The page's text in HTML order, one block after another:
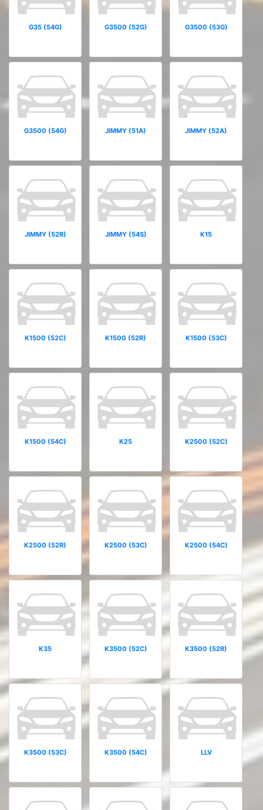
G35 (54G) G3500 (52G) G3500 (53G)
G3500 (54G) JIMMY (51A) JIMMY (52A)
JIMMY (52R) JIMMY (54S) K15
K1500 (52C) K1500 (52R) K1500 (53C)
K1500 (54C) K25 K2500 (52C)
K2500 (52R) K2500 (53C) K2500 (54C)
K35 K3500 (52C) K3500 (52R)
K3500 (53C) K3500 (54C) LLV